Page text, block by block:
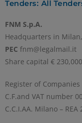
Tenders: All
FNM S.p.A.
Headquarters in
PEC fnm@legalmail.it
Share capital €
Register of Companies
C.F.and VAT number
C.C.I.AA. Milano – REA